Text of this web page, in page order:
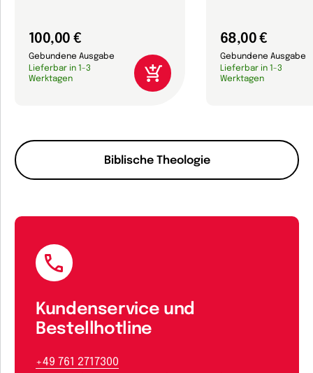
Biblische Theologie
100,00 €
Gebundene Ausgabe
Lieferbar in 1-3
Werktagen
68,00 €
Gebundene Ausgabe
Lieferbar in 1-3
Werktagen
Kundenservice und
Bestellhotline
+49 761 2717300